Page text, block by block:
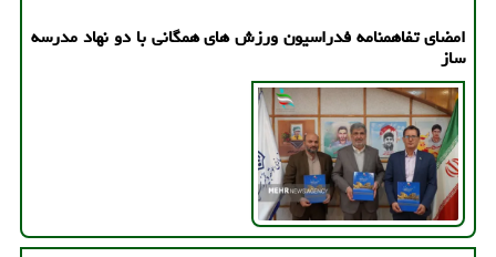
امضای تفاهمنامه فدراسیون ورزش های همگانی با دو نهاد مدرسه
ساز